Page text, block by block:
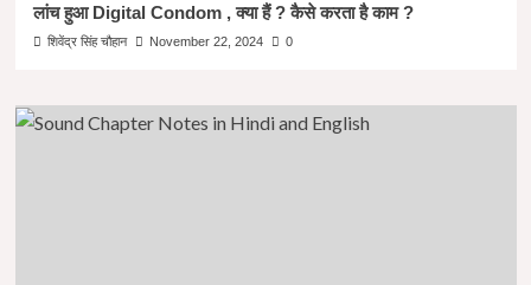
लांच हुआ Digital Condom , क्या हैं ? कैसे करता है काम ?
शिवेंद्र सिंह चौहान November 22, 2024 0